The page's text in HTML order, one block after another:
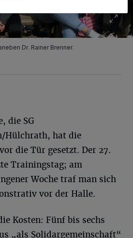
Dr. Rainer Brenner.
die SG
Hülchrath, hat die
die Tür gesetzt. Der 27.
Trainingstag; am
Woche traf man sich
vor der Halle.
Kosten: Fünf bis sechs
„als Solidargemeinschaft“